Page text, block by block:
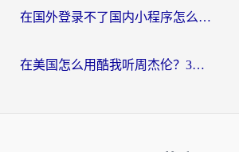
在国外登录不了国内小程序怎么办？选对回国加速器，轻松解锁国内资源
在美国怎么用酷我听周杰伦？3步搞定海外听歌难题